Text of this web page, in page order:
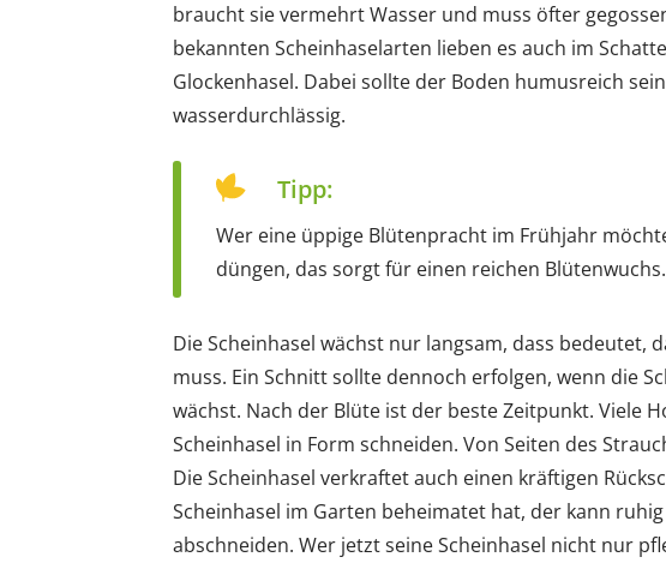
braucht sie vermehrt Wasser und muss öfter
bekannten Scheinhaselarten lieben es auch im
Glockenhasel. Dabei sollte der Boden humusreich
wasserdurchlässig.
Tipp:
Wer eine üppige Blütenpracht im Frühjahr
düngen, das sorgt für einen reichen Blütenwuchs.
Die Scheinhasel wächst nur langsam, dass bedeutet,
muss. Ein Schnitt sollte dennoch erfolgen, wenn die
wächst. Nach der Blüte ist der beste Zeitpunkt. Viele
Scheinhasel in Form schneiden. Von Seiten des
Die Scheinhasel verkraftet auch einen kräftigen
Scheinhasel im Garten beheimatet hat, der kann
abschneiden. Wer jetzt seine Scheinhasel nicht nur